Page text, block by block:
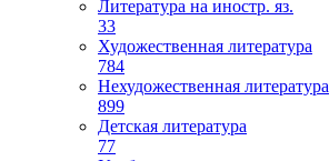
Литература на иностр. яз.
33
Художественная литература
784
Нехудожественная литература
899
Детская литература
77